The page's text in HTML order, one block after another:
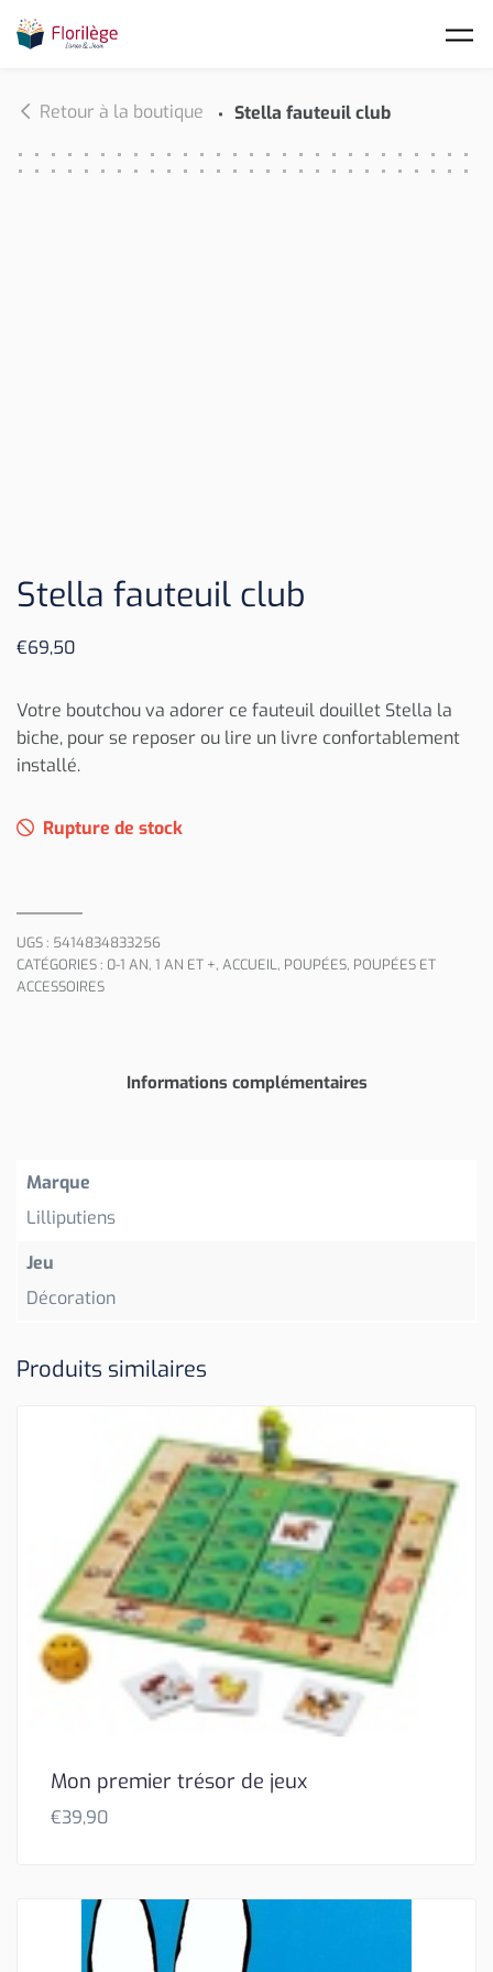
Retour à la boutique Stella fauteuil club
Stella fauteuil club
€69,50
Votre boutchou va adorer ce fauteuil douillet Stella la
biche, pour se reposer ou lire un livre confortablement
installé.
Rupture de stock
UGS : 5414834833256
CATÉGORIES : 0-1 AN, 1 AN ET +, ACCUEIL, POUPÉES, POUPÉES ET
ACCESSOIRES
Informations complémentaires
Marque
Lilliputiens
Jeu
Décoration
Produits similaires
Mon premier trésor de jeux
€39,90